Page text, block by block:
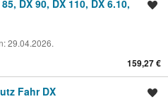
DX 90, DX 110, DX 6.10,
29.04.2026.
159,27 €
Fahr DX